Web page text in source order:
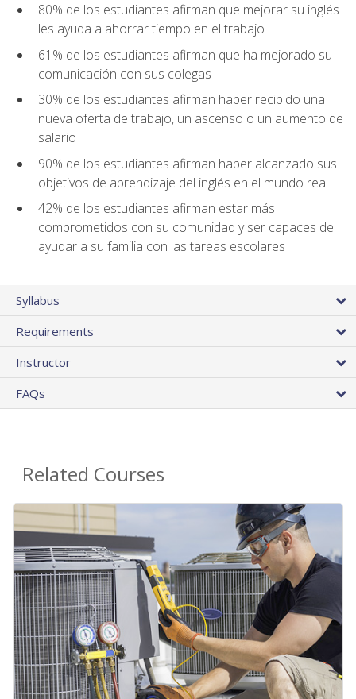
80% de los estudiantes afirman que mejorar su inglés
les ayuda a ahorrar tiempo en el trabajo
61% de los estudiantes afirman que ha mejorado su
comunicación con sus colegas
30% de los estudiantes afirman haber recibido una
nueva oferta de trabajo, un ascenso o un aumento de
salario
90% de los estudiantes afirman haber alcanzado sus
objetivos de aprendizaje del inglés en el mundo real
42% de los estudiantes afirman estar más
comprometidos con su comunidad y ser capaces de
ayudar a su familia con las tareas escolares
Syllabus
Requirements
Instructor
FAQs
Related Courses